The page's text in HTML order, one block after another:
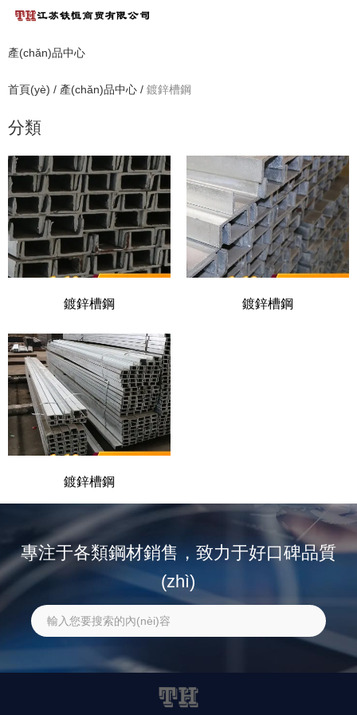
產(chǎn)品中心
首頁(yè) / 產(chǎn)品中心 / 鍍鋅槽鋼
分類
鍍鋅槽鋼 鍍鋅槽鋼
鍍鋅槽鋼
專注于各類鋼材銷售，致力于好口碑品質
(zhì)